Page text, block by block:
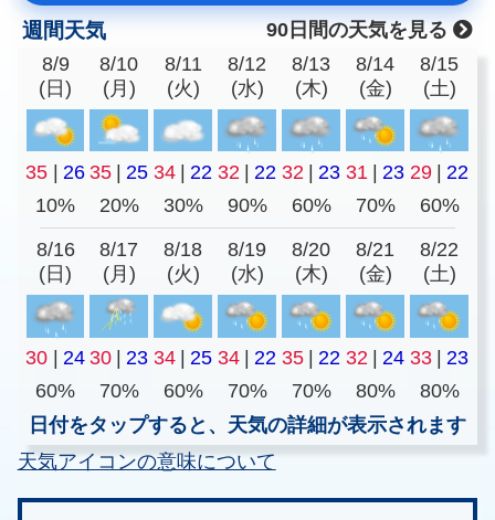
週間天気
90日間の天気を見る
8/9
(日)
8/10
(月)
8/11
(火)
8/12
(水)
8/13
(木)
8/14
(金)
8/15
(土)
35 26 35 25 34 22 32 22 32 23 31 23 29
22
10%
20% 30% 90% 60% 70% 60%
8/16
(日)
8/17
(月)
8/18
(火)
8/19
(水)
8/20
(木)
8/21
(金)
8/22
(土)
30 24 30 23 34 25 34 22 35 22 32 24 33
23
60%
70% 60% 70% 70% 80%
80%
日付をタップすると、天気の詳細が表示されます
天気アイコンの意味について